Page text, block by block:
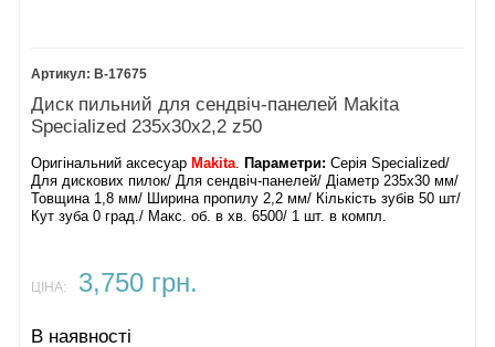
B-17675
Диск пильний для сендвіч-панелей Makita
Specialized 235х30х2,2 z50
Оригінальний аксесуар Makita. Параметри: Серія Specialized/
Для дискових пилок/ Для сендвіч-панелей/ Діаметр 235х30 мм/
Товщина 1,8 мм/ Ширина пропилу 2,2 мм/ Кількість зубів 50 шт/
Кут зуба 0 град./ Макс. об. в хв. 6500/ 1 шт. в компл.
ЦІНА: 3,750 грн.
В наявності